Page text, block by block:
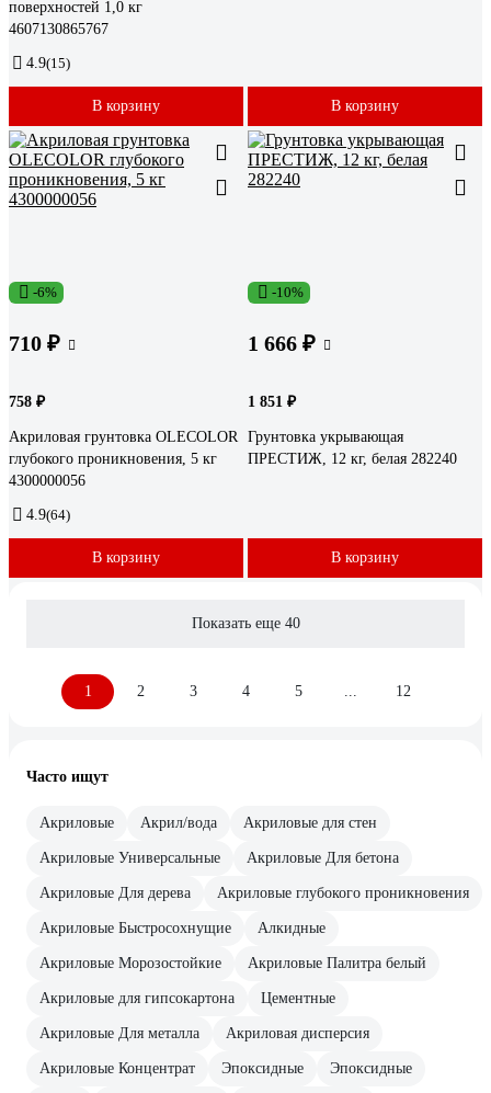
поверхностей 1,0 кг
4607130865767
4.9(15)
В корзину В корзину
-6%
710 ₽
758 ₽
Акриловая грунтовка OLECOLOR
глубокого проникновения, 5 кг
4300000056
4.9(64)
В корзину
-10%
1 666 ₽
1 851 ₽
Грунтовка укрывающая
ПРЕСТИЖ, 12 кг, белая 282240
В корзину
Показать еще 40
1 2 3 4 5 12
Часто ищут
Акриловые Акрил/вода Акриловые для стен
Акриловые Универсальные Акриловые Для бетона
Акриловые Для дерева Акриловые глубокого проникновения
Акриловые Быстросохнущие Алкидные
Акриловые Морозостойкие Акриловые Палитра белый
Акриловые для гипсокартона Цементные
Акриловые Для металла Акриловая дисперсия
Акриловые Концентрат Эпоксидные Эпоксидные